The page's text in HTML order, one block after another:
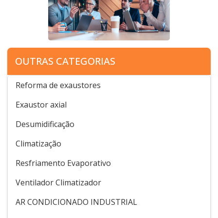
OUTRAS CATEGORIAS
Reforma de exaustores
Exaustor axial
Desumidificação
Climatização
Resfriamento Evaporativo
Ventilador Climatizador
AR CONDICIONADO INDUSTRIAL